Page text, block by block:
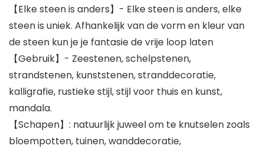
【Elke steen is anders】- Elke steen is anders, elke
steen is uniek. Afhankelijk van de vorm en kleur van
de steen kun je je fantasie de vrije loop laten
【Gebruik】- Zeestenen, schelpstenen,
strandstenen, kunststenen, stranddecoratie,
kalligrafie, rustieke stijl, stijl voor thuis en kunst,
mandala.
【Schapen】: natuurlijk juweel om te knutselen zoals
bloempotten, tuinen, wanddecoratie,